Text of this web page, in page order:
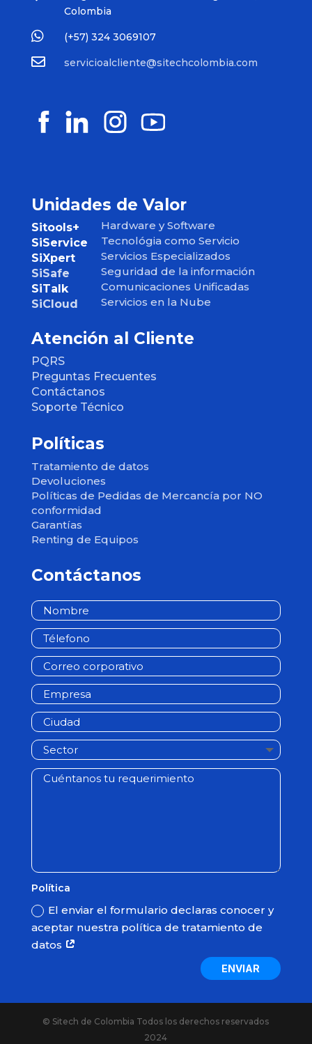
Diagonal 60A No. 22A - 63 Bogotá D.C,
Unidades de Valor
Sitools+
SiService
SiXpert
SiSafe
SiTalk
Hardware y Software
Tecnológia como Servicio
Servicios Especializados
Seguridad de la información
Comunicaciones Unificadas
Atención al Cliente
PQRS
Preguntas Frecuentes
Contáctanos
Políticas
Tratamiento de datos
Devoluciones
Políticas de Pedidas de Mercancía por NO
conformidad
Garantías
Política
El enviar el formulario declaras conocer y
aceptar nuestra política de tratamiento de
ENVIAR
© Sitech de Colombia Todos los derechos reservados